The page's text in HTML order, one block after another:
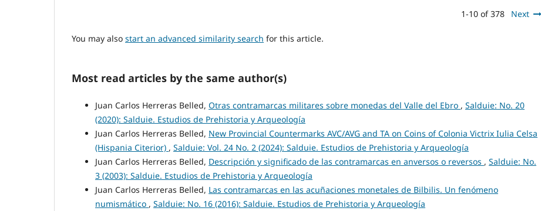
1-10 of 378 Next
You may also start an advanced similarity search for this article.
Most read articles by the same author(s)
Juan Carlos Herreras Belled, Otras contramarcas militares sobre monedas del Valle del Ebro , Salduie: No. 20
(2020): Salduie. Estudios de Prehistoria y Arqueología
Juan Carlos Herreras Belled, New Provincial Countermarks AVC/AVG and TA on Coins of Colonia Victrix Iulia Celsa
(Hispania Citerior) , Salduie: Vol. 24 No. 2 (2024): Salduie. Estudios de Prehistoria y Arqueología
Juan Carlos Herreras Belled, Descripción y significado de las contramarcas en anversos o reversos , Salduie: No.
3 (2003): Salduie. Estudios de Prehistoria y Arqueología
Juan Carlos Herreras Belled, Las contramarcas en las acuñaciones monetales de Bilbilis. Un fenómeno
numismático , Salduie: No. 16 (2016): Salduie. Estudios de Prehistoria y Arqueología